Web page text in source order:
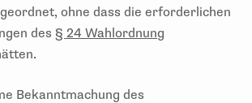
ohne dass die erforderlichen
des § 24 Wahlordnung
Bekanntmachung des